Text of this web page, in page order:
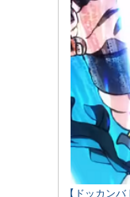
【ドッカン